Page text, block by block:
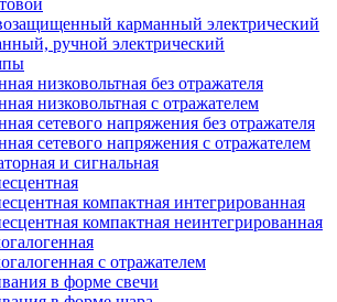
карманный электрический
ручной электрический
низковольтная без отражателя
низковольтная с отражателем
сетевого напряжения без отражателя
сетевого напряжения с отражателем
и сигнальная
компактная интегрированная
компактная неинтегрированная
с отражателем
в форме свечи